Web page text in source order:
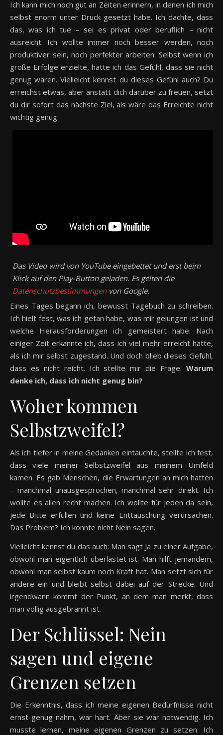
Ich kann mich noch gut an Zeiten erinnern, in denen ich mich
selbst enorm unter Druck gesetzt habe. Ich dachte, dass
das, was ich tue – sei es privat oder beruflich – nicht
ausreicht. Ich wollte immer noch besser werden, noch
produktiver sein, noch perfekter arbeiten. Selbst wenn ich
große Erfolge erzielte, hatte ich das Gefühl, dass sie nicht
genug waren. Vielleicht kennst du dieses Gefühl auch? Du
erreichst etwas, aber anstatt dich darüber zu freuen, setzt
du dir sofort das nächste Ziel, als wäre das Erreichte nicht
wichtig genug.
Das Video wird von YouTube eingebettet und erst beim
Klick auf den Play-Button geladen. Es gelten die
Datenschutzbestimmungenvon Google.
Eines Tages begann ich, bewusst Tagebuch zu schreiben.
Ich hielt fest, was ich getan habe, was mir gelungen ist und
welche Herausforderungen ich gemeistert habe. Nach
einiger Zeit erkannte ich, dass ich viel mehr erreicht hatte,
als ich mir selbst zugestand. Und doch blieb dieses Gefühl,
dass es nicht reicht. Ich stellte mir die Frage: Warum
denke ich, dass ich nicht genug bin?
Woher kommen
Selbstzweifel?
Als ich tiefer in meine Gedanken eintauchte, stellte ich fest,
dass viele meiner Selbstzweifel aus meinem Umfeld
kamen. Es gab Menschen, die Erwartungen an mich hatten
– manchmal unausgesprochen, manchmal sehr direkt. Ich
wollte es allen recht machen. Ich wollte für jeden da sein,
jede Bitte erfüllen und keine Enttäuschung verursachen.
Das Problem? Ich konnte nicht Nein sagen.
Vielleicht kennst du das auch: Man sagt Ja zu einer Aufgabe,
obwohl man eigentlich überlastet ist. Man hilft jemandem,
obwohl man selbst kaum noch Kraft hat. Man setzt sich für
andere ein und bleibt selbst dabei auf der Strecke. Und
irgendwann kommt der Punkt, an dem man merkt, dass
man völlig ausgebrannt ist.
Der Schlüssel: Nein
sagen und eigene
Grenzen setzen
Die Erkenntnis, dass ich meine eigenen Bedürfnisse nicht
ernst genug nahm, war hart. Aber sie war notwendig. Ich
musste lernen, meine eigenen Grenzen zu setzen. Ich